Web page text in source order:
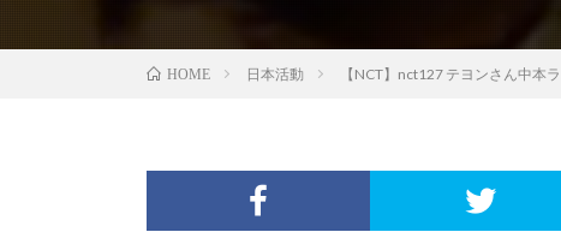
HOME 日本活動 【NCT】nct127 テヨンさん中本